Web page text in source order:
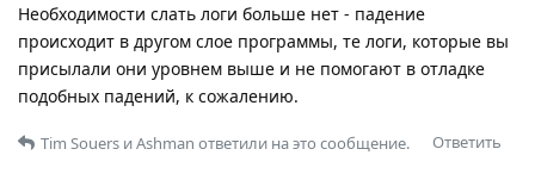
Необходимости слать логи больше нет - падение
происходит в другом слое программы, те логи, которые вы
присылали они уровнем выше и не помогают в отладке
подобных падений, к сожалению.
Ответить
Tim Souers иAshman ответили на это сообщение.